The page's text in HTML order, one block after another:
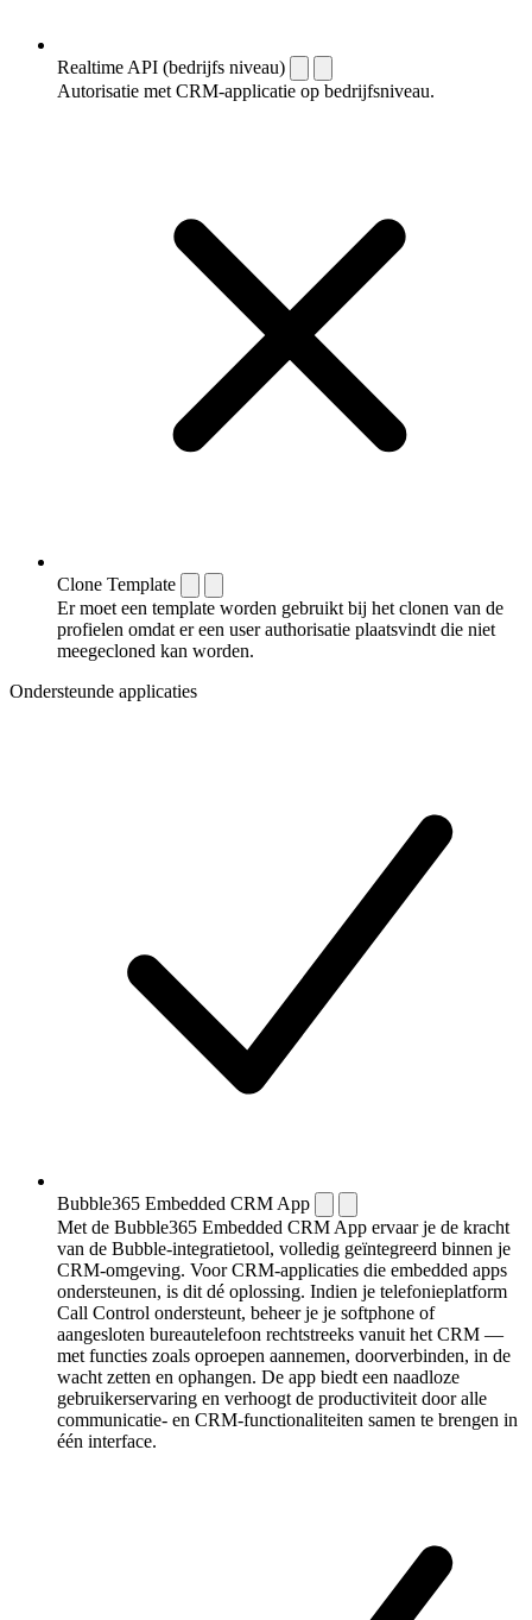
Realtime API (bedrijfs niveau)
Autorisatie met CRM-applicatie op bedrijfsniveau.
Clone Template
Er moet een template worden gebruikt bij het clonen van de
profielen omdat er een user authorisatie plaatsvindt die niet
meegecloned kan worden.
Ondersteunde applicaties
Bubble365 Embedded CRM App
Met de Bubble365 Embedded CRM App ervaar je de kracht
van de Bubble-integratietool, volledig geïntegreerd binnen je
CRM-omgeving. Voor CRM-applicaties die embedded apps
ondersteunen, is dit dé oplossing. Indien je telefonieplatform
Call Control ondersteunt, beheer je je softphone of
aangesloten bureautelefoon rechtstreeks vanuit het CRM —
met functies zoals oproepen aannemen, doorverbinden, in de
wacht zetten en ophangen. De app biedt een naadloze
gebruikerservaring en verhoogt de productiviteit door alle
communicatie- en CRM-functionaliteiten samen te brengen in
één interface.